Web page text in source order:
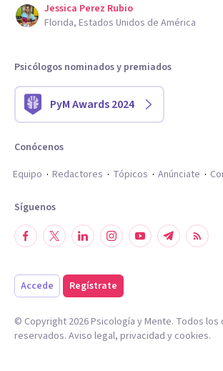
Jessica Perez Rubio
Florida, Estados Unidos de América
Psicólogos nominados y premiados
PyM Awards 2024
Conócenos
Equipo
Redactores Tópicos Anúnciate
Síguenos
Accede Regístrate
© Copyright 2026Psicología y Mente. Todos los
reservados. Aviso legal, privacidad y cookies.